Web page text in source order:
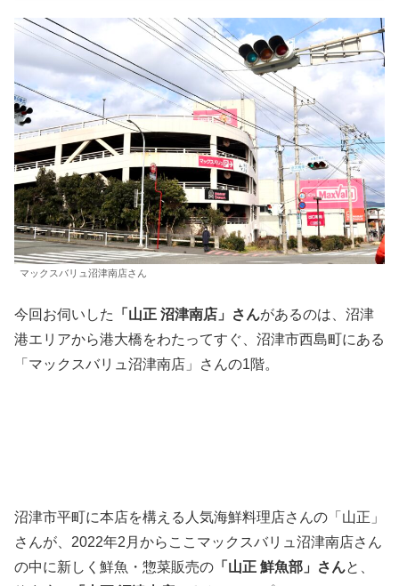
マックスバリュ沼津南店さん
今回お伺いした 「山正 沼津南店」さんがあるのは、沼津
港エリアから港大橋をわたってすぐ、沼津市西島町にある
「マックスバリュ沼津南店」さんの1階。
沼津市平町に本店を構える人気海鮮料理店さんの「山正」
さんが、2022年2月からここマックスバリュ沼津南店さん
の中に新しく鮮魚・惣菜販売の 「山正 鮮魚部」さんと、